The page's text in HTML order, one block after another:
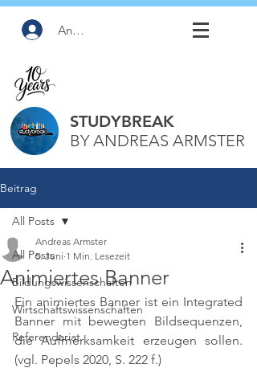
Anmelden
STUDYBREAK
BY ANDREAS ARMSTER
Beitrag
All Posts
Bildungswissenschaften
Wirtschaftswissenschaften
Referendariat
All Posts
Animiertes Banner
Andreas Armster
5. Juni 1 Min. Lesezeit
Ein animiertes Banner ist ein Integrated
Banner mit bewegten Bildsequenzen,
(vgl. Pepels 2020, S. 222 f.)